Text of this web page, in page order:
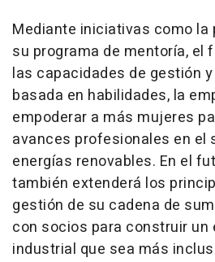
Mediante iniciativas como
su programa de mentoría, el
las capacidades de gestión
basada en habilidades, la
empoderar a más mujeres
avances profesionales en el
energías renovables. En el
también extenderá los
gestión de su cadena de
con socios para construir un
industrial que sea más